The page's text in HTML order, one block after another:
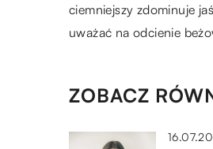
ciemniejszy zdominuje
uważać na odcienie
ZOBACZ